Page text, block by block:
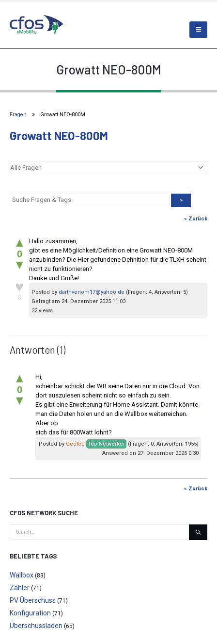
Growatt NEO-800M
Fragen Growatt NEO-800M
Growatt NEO-800M
>
« Zurück
▲
0
▼
♥
0
Hallo zusammen,
gibt es eine Möglichkeit/Definition eine Growatt NEO-800M
anzubinden? Die Hier gefundene Definition für die TLXH scheint
nicht zu funktionieren?
Danke und Grüße!
Posted by darthvenom17@yahoo.de (Fragen: 4, Antworten: 5)
Gefragt am 24. Dezember 2025 11:03
32 views
Antworten(1)
▲
0
▼
Hi,
scheinbar schickt der WR seine Daten nur in die Cloud. Von
dort auszulesen scheint nicht so einfach zu sein.
Es gibt eine Erweiterung für Home Assistant. Damit könnte
man die Daten holen und an die Wallbox weiterreichen.
Aber ob
sich das für 800Watt lohnt?
Posted by Geotec Top Networker (Fragen: 0, Antworten: 1955)
Answered on 27. Dezember 2025 0:30
« Zurück
CFOS NETWORK SUCHE
BELIEBTE TAGS
Wallbox (83)
Zähler (71)
PV Überschuss (71)
Konfiguration (71)
Überschussladen (65)